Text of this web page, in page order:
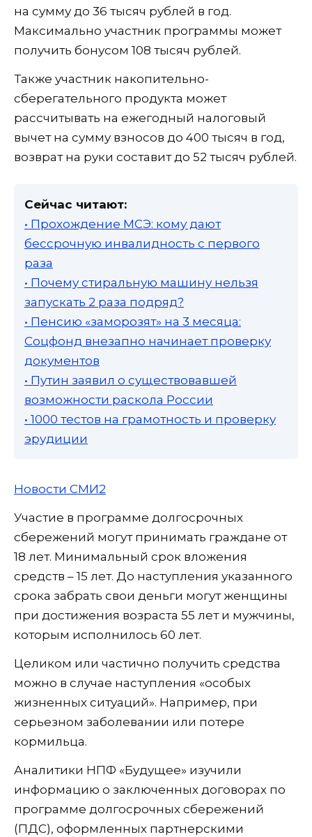
на сумму до 36 тысяч рублей в год.
Максимально участник программы может
получить бонусом 108 тысяч рублей.
Также участник накопительно-
сберегательного продукта может
рассчитывать на ежегодный налоговый
вычет на сумму взносов до 400 тысяч в год,
возврат на руки составит до 52 тысяч рублей.
Сейчас читают:
• Прохождение МСЭ: кому дают
бессрочную инвалидность с первого
раза
• Почему стиральную машину нельзя
запускать 2 раза подряд?
• Пенсию «заморозят» на 3 месяца:
Соцфонд внезапно начинает проверку
документов
• Путин заявил о существовавшей
возможности раскола России
• 1000 тестов на грамотность и проверку
эрудиции
Новости СМИ2
Участие в программе долгосрочных
сбережений могут принимать граждане от
18 лет. Минимальный срок вложения
средств – 15 лет. До наступления указанного
срока забрать свои деньги могут женщины
при достижения возраста 55 лет и мужчины,
которым исполнилось 60 лет.
Целиком или частично получить средства
можно в случае наступления «особых
жизненных ситуаций». Например, при
серьезном заболевании или потере
кормильца.
Аналитики НПФ «Будущее» изучили
информацию о заключенных договорах по
программе долгосрочных сбережений
(ПДС), оформленных партнерскими